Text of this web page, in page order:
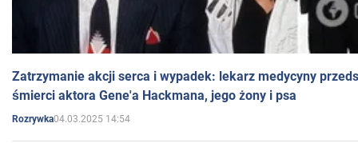
Zatrzymanie akcji serca i wypadek: lekarz medycyny
śmierci aktora Gene'a Hackmana, jego żony i psa
Rozrywka04.03.2025 14:54